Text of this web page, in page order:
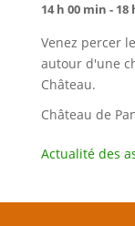
14 h 00 min - 18
Venez percer
autour d'une
Château.
Château de
Actualité des